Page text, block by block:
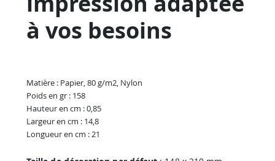
à vos besoins
Matière : Papier, 80 g/m2, Nylon
Poids en gr : 158
Hauteur en cm : 0,85
Largeur en cm : 14,8
Longueur en cm : 21